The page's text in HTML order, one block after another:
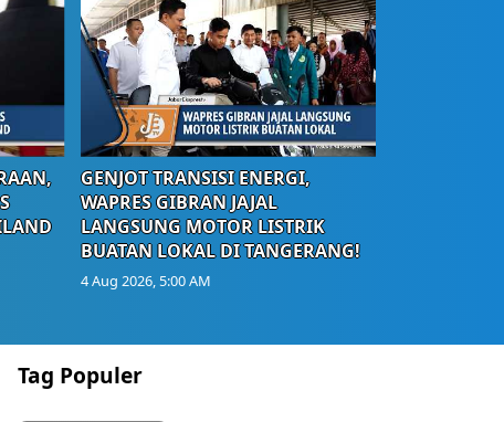
GENJOT TRANSISI ENERGI,
WAPRES GIBRAN JAJAL
LANGSUNG MOTOR LISTRIK
BUATAN LOKAL DI TANGERANG!
4 Aug 2026, 5:00 AM
Tag Populer